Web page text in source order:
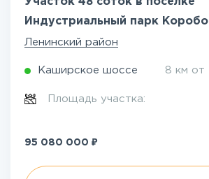
Индустриальный парк
Ленинский район
Каширское шоссе 8 км от
Площадь участка:
95 080 000 ₽